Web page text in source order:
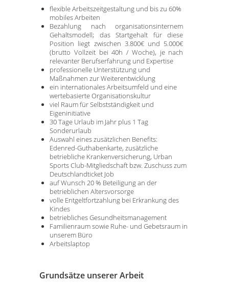
flexible Arbeitszeitgestaltung und bis zu 60%
mobiles Arbeiten
Bezahlung nach organisationsinternem
Gehaltsmodell; das Startgehalt für diese
Position liegt zwischen 3.800€ und 5.000€
(brutto Vollzeit bei 40h / Woche), je nach
relevanter Berufserfahrung und Expertise
professionelle Unterstützung und
Maßnahmen zur Weiterentwicklung
ein internationales Arbeitsumfeld und eine
wertebasierte Organisationskultur
viel Raum für Selbstständigkeit und
Eigeninitiative
30 Tage Urlaub im Jahr plus 1 Tag
Sonderurlaub
Auswahl eines zusätzlichen Benefits:
Edenred-Guthabenkarte, zusätzliche
betriebliche Krankenversicherung, Urban
Sports Club-Mitgliedschaft bzw. Zuschuss zum
Deutschlandticket Job
auf Wunsch 20 % Beteiligung an der
betrieblichen Altersvorsorge
volle Entgeltfortzahlung bei Erkrankung des
Kindes
betriebliches Gesundheitsmanagement
Familienraum sowie Ruhe- und Gebetsraum in
unserem Büro
Arbeitslaptop
Grundsätze unserer Arbeit